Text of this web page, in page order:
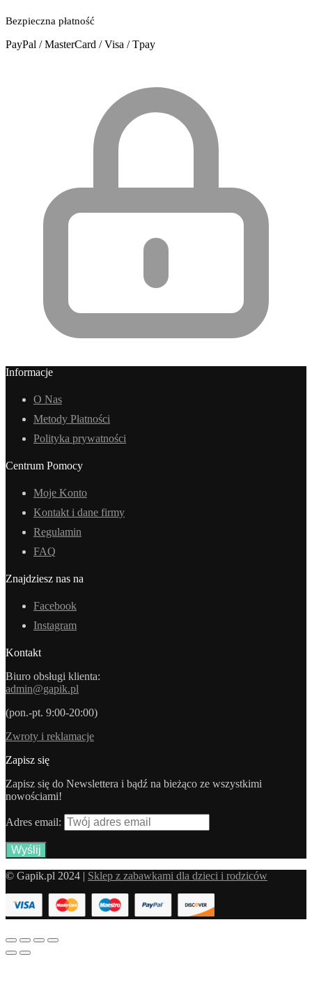
Bezpieczna płatność
PayPal / MasterCard / Visa / Tpay
Informacje
O Nas
Metody Płatności
Polityka prywatności
Centrum Pomocy
Moje Konto
Kontakt i dane firmy
Regulamin
FAQ
Znajdziesz nas na
Facebook
Instagram
Kontakt
Biuro obsługi klienta:
admin@gapik.pl
(pon.-pt. 9:00-20:00)
Zwroty i reklamacje
Zapisz się
Zapisz się do Newslettera i bądź na bieżąco ze wszystkimi
nowościami!
Adres email:
© Gapik.pl 2024 | Sklep z zabawkami dla dzieci i rodziców